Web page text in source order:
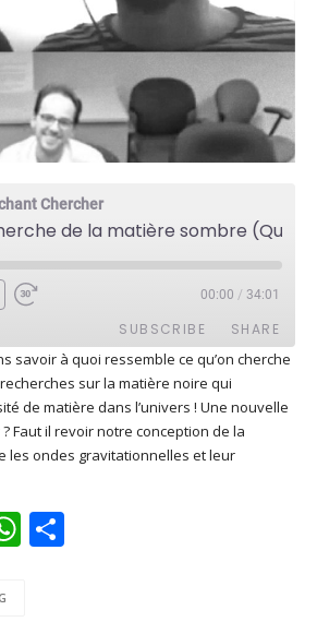
Chercher
00:00 / 34:01
SUBSCRIBE SHARE
Deezer
PocketCasts
RSS
savoir à quoi ressemble ce qu’on cherche
recherches sur la matière noire qui
de matière dans l’univers ! Une nouvelle
Faut il revoir notre conception de la
les ondes gravitationnelles et leur
WhatsApp